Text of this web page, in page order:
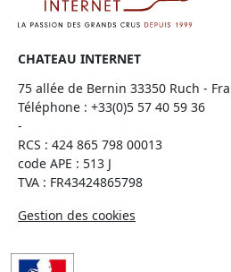
CHATEAU INTERNET
75 allée de Bernin 33350 Ruch -
Téléphone : +33(0)5 57 40 59 36
-
RCS : 424 865 798 00013
code APE : 513 J
TVA : FR43424865798
Gestion des cookies